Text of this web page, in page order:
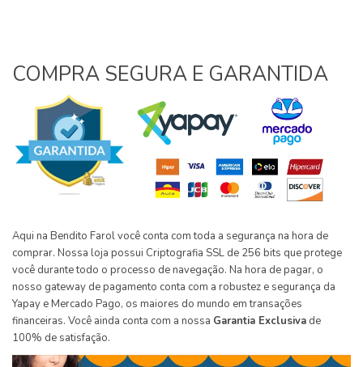
COMPRA SEGURA E GARANTIDA
Aqui na Bendito Farol você conta com toda a segurança na hora de
comprar. Nossa loja possui Criptografia SSL de 256 bits que protege
você durante todo o processo de navegação. Na hora de pagar, o
nosso gateway de pagamento conta com a robustez e segurança da
Yapay e Mercado Pago, os maiores do mundo em transações
financeiras. Você ainda conta com a nossa Garantia Exclusiva de
100% de satisfação.